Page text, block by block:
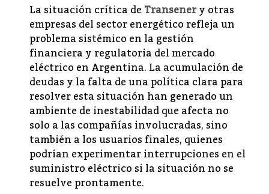
La situación crítica deTransenery otras
empresas del sector energético refleja un
problema sistémico en la gestión
financiera y regulatoria del mercado
eléctrico en Argentina. La acumulación de
deudas y la falta de una política clara para
resolver esta situación han generado un
ambiente de inestabilidad que afecta no
solo a las compañías involucradas, sino
también a los usuarios finales, quienes
podrían experimentar interrupciones en el
suministro eléctrico si la situación no se
resuelve prontamente.